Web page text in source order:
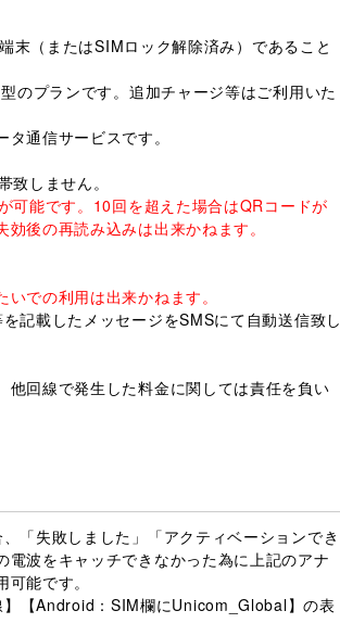
末（またはSIMロック解除済み）であること
のプランです。追加チャージ等はご利用いた
通信サービスです。
しません。
可能です。10回を超えた場合はQRコードが
後の再読み込みは出来かねます。
での利用は出来かねます。
記載したメッセージをSMSにて自動送信致し
回線で発生した料金に関しては責任を負い
「失敗しました」「アクティベーションでき
波をキャッチできなかった為に上記のアナ
能です。
【Android：SIM欄にUnicom_Global】の表